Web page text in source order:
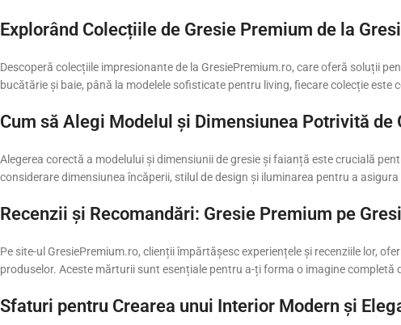
Explorând Colecțiile de Gresie Premium de la
Descoperă colecțiile impresionante de la GresiePremium.ro, care oferă soluții
bucătărie și baie, până la modelele sofisticate pentru living, fiecare colecție
Cum să Alegi Modelul și Dimensiunea Potrivită de
Alegerea corectă a modelului și dimensiunii de gresie și faianță este crucială
considerare dimensiunea încăperii, stilul de design și iluminarea pentru a
Recenzii și Recomandări: Gresie Premium pe
Pe site-ul GresiePremium.ro, clienții împărtășesc experiențele și recenziile lor,
produselor. Aceste mărturii sunt esențiale pentru a-ți forma o imagine completă
Sfaturi pentru Crearea unui Interior Modern și